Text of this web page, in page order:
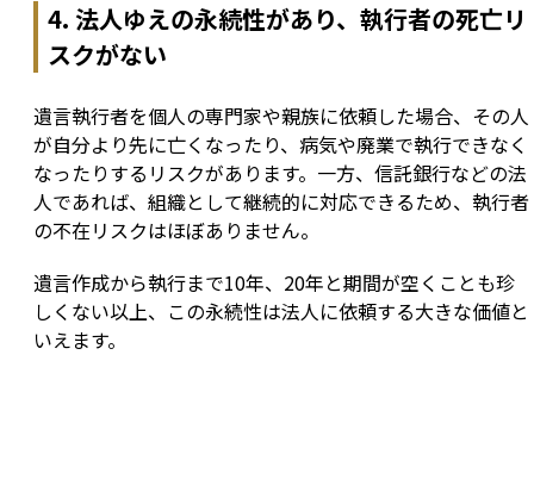
4. 法人ゆえの永続性があり、執行者の死亡リ
スクがない
遺言執行者を個人の専門家や親族に依頼した場合、その人
が自分より先に亡くなったり、病気や廃業で執行できなく
なったりするリスクがあります。一方、信託銀行などの法
人であれば、組織として継続的に対応できるため、執行者
の不在リスクはほぼありません。
遺言作成から執行まで10年、20年と期間が空くことも珍
しくない以上、この永続性は法人に依頼する大きな価値と
いえます。